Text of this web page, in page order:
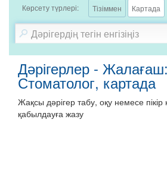
Көрсету түрлері: Тізіммен Картада
Дәрігерлер - Жалағаш:
Стоматолог, картада
Жақсы дәрігер табу, оқу немесе
қабылдауға жазу